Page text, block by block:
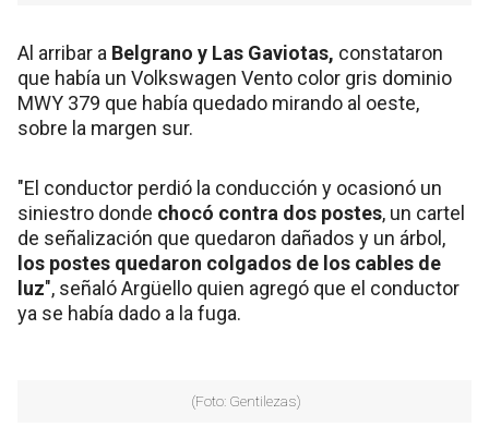
Al arribar a Belgrano y Las Gaviotas, constataron
que había un Volkswagen Vento color gris dominio
MWY 379 que había quedado mirando al oeste,
sobre la margen sur.
"El conductor perdió la conducción y ocasionó un
siniestro donde chocó contra dos postes, un cartel
de señalización que quedaron dañados y un árbol,
los postes quedaron colgados de los cables de
luz", señaló Argüello quien agregó que el conductor
ya se había dado a la fuga.
(Foto: Gentilezas)